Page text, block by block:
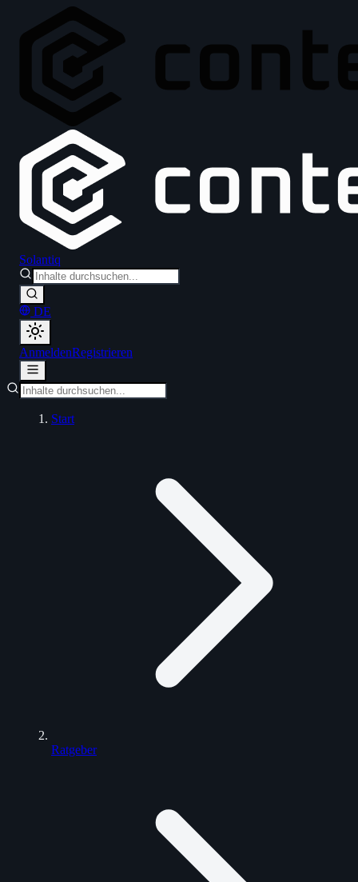
Solantiq
DE
AnmeldenRegistrieren
Start
Ratgeber